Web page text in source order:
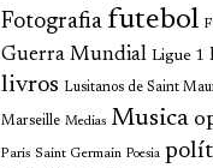
Fotografia futebol
Guerra Mundial Ligue 1
livros Lusitanos de Saint
Marseille Medias Musica
Paris Saint Germain Poesia